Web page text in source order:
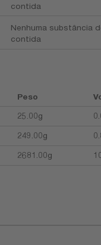
contida
Nenhuma substância
contida
Peso
25.00g
249.00g
2681.00g